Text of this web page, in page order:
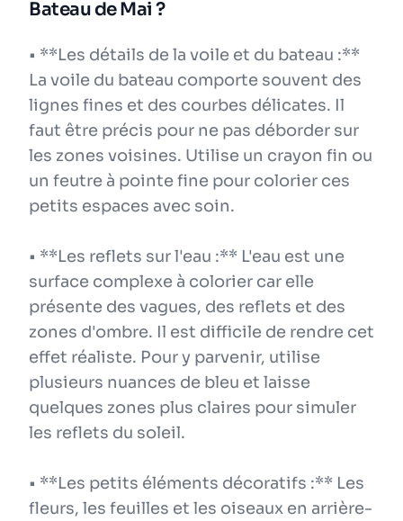
Bateau de Mai ?
• **Les détails de la voile et du bateau :**
La voile du bateau comporte souvent des
lignes fines et des courbes délicates. Il
faut être précis pour ne pas déborder sur
les zones voisines. Utilise un crayon fin ou
un feutre à pointe fine pour colorier ces
petits espaces avec soin.
• **Les reflets sur l'eau :** L'eau est une
surface complexe à colorier car elle
présente des vagues, des reflets et des
zones d'ombre. Il est difficile de rendre cet
effet réaliste. Pour y parvenir, utilise
plusieurs nuances de bleu et laisse
quelques zones plus claires pour simuler
les reflets du soleil.
• **Les petits éléments décoratifs :** Les
fleurs, les feuilles et les oiseaux en arrière-